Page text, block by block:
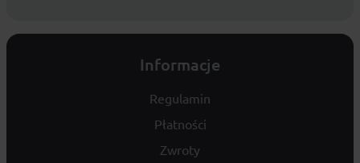
Informacje
Regulamin
Płatności
Zwroty